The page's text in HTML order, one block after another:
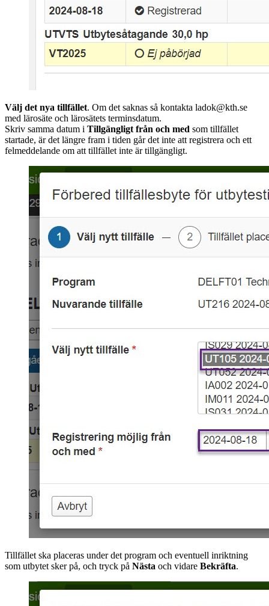
Välj det nya tillfället. Om det saknas så kontakta ladok@kth.se
med lärosäte och lärosätets terminsdatum.
Skriv samma datum i Tillgängligt från och med som tillfället
startade, är det längre fram i tiden går det inte att registrera och ett
felmeddelande om att tillfället inte är tillgängligt.
Tillfället ska placeras under det program och eventuell inriktning
som utbytet sker på, och tryck på Nästa och vidare Bekräfta.